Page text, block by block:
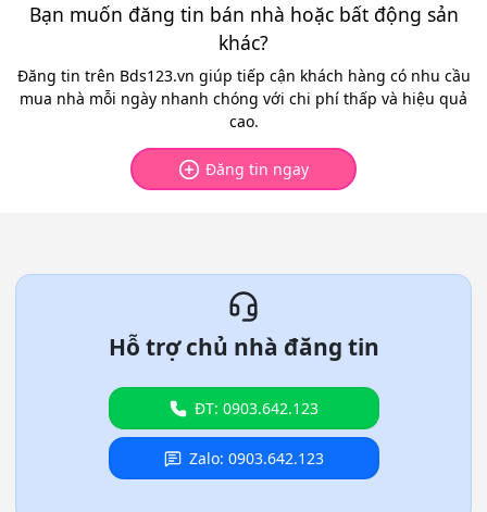
Bạn muốn đăng tin bán nhà hoặc bất động sản
khác?
Đăng tin trên Bds123.vn giúp tiếp cận khách hàng có nhu cầu
mua nhà mỗi ngày nhanh chóng với chi phí thấp và hiệu quả
cao.
Đăng tin ngay
Hỗ trợ chủ nhà đăng tin
ĐT: 0903.642.123
Zalo: 0903.642.123